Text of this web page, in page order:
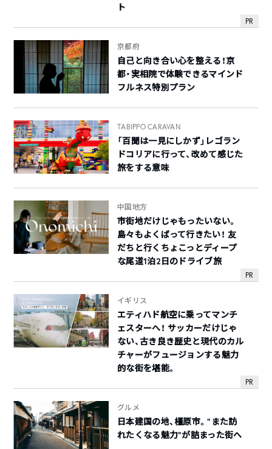
PR
ト
京都府
自己と向き合い心を整える！京
都・実相院で体験できるマインド
フルネス特別プラン
TABIPPO CARAVAN
「百聞は一見にしかず」レゴラン
ドコリアに行って、改めて感じた
旅をする意味
PR
中国地方
市街地だけじゃもったいない。
島々もよくばって行きたい！ 友
だちと行くちょこっとディープ
な尾道1泊2日のドライブ旅
PR
イギリス
エティハド航空に乗ってマンチ
ェスターへ！ サッカーだけじゃ
ない、古き良き歴史と現代のカル
チャーがフュージョンする魅力
的な街を堪能。
グルメ
日本建国の地、橿原市。“また訪
れたくなる魅力”が詰まった街へ